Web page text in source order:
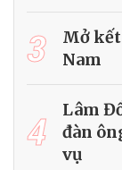
3
Mở
Nam
4
Lâm
đàn
vụ